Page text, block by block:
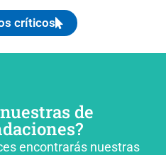
críticos
de
encontrarás nuestras